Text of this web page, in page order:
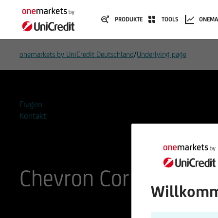
PRODUKTE TOOLS
onemarkets by UniCredit Deutschland/Underlying page
Fragen
Kontakt
Chevron Corp